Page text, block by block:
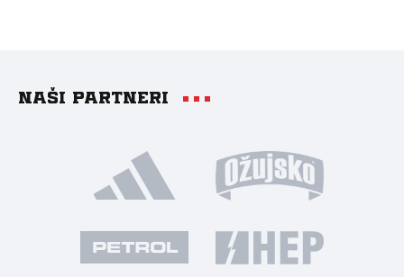
Naši partneri